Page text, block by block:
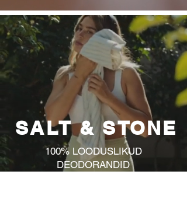
SALT & STONE
100% LOODUSLIKUD
DEODORANDID